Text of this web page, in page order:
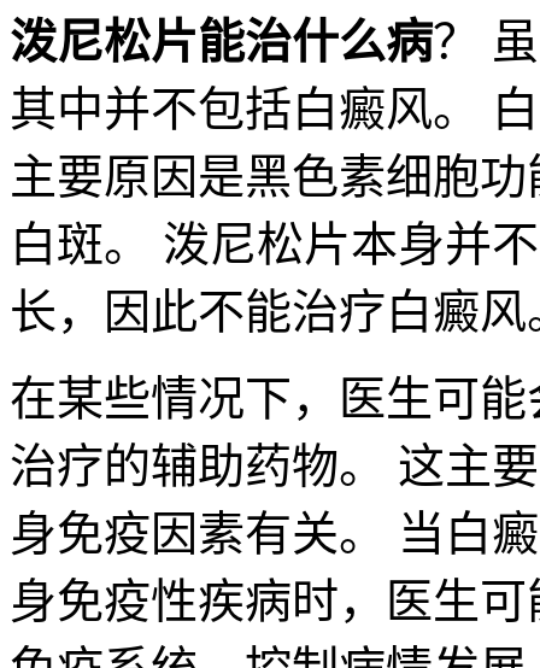
泼尼松片能治什么病？
其中并不包括白癜风。
主要原因是黑色素细胞
白斑。 泼尼松片本身并
长，因此不能治疗白癜风
在某些情况下，医生可
治疗的辅助药物。 这主
身免疫因素有关。 当白
身免疫性疾病时，医生